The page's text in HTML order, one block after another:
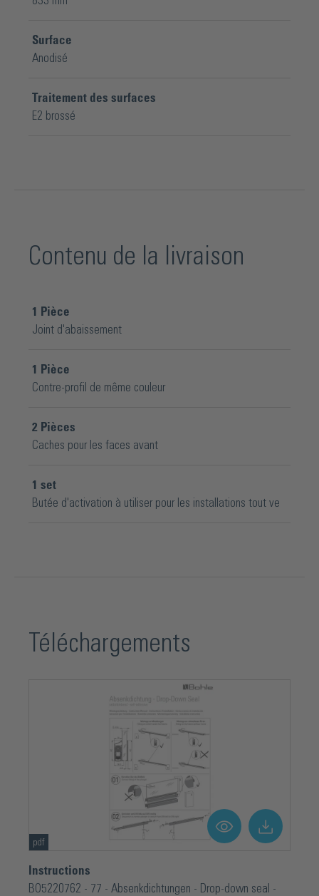
Surface
Anodisé
Traitement des surfaces
E2 brossé
Contenu de la livraison
1
Pièce
Joint d'abaissement
1
Pièce
Contre-profil de même couleur
2 Pièces
Caches pour les faces avant
1 set
Butée d'activation à utiliser pour les installations tout ve
Téléchargements
pdf
Instructions
BO5220762 - 77 - Absenkdichtungen - Drop-down seal -